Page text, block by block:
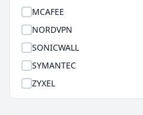
MCAFEE
NORDVPN
SONICWALL
SYMANTEC
ZYXEL